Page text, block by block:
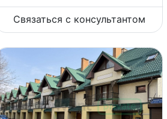
Связаться с консультантом